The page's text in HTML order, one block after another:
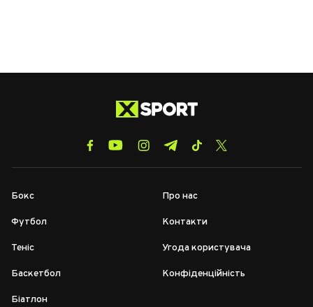
Бокс
Футбол
Теніс
Баскетбол
Біатлон
Про нас
Контакти
Угода користувача
Конфіденційність